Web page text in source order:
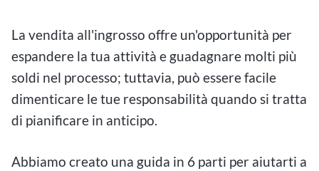
La vendita all'ingrosso offre un'opportunità per
espandere la tua attività e guadagnare molti più
soldi nel processo; tuttavia, può essere facile
dimenticare le tue responsabilità quando si tratta
di pianificare in anticipo.
Abbiamo creato una guida in 6 parti per aiutarti a